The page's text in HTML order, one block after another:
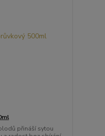
přináší sytou